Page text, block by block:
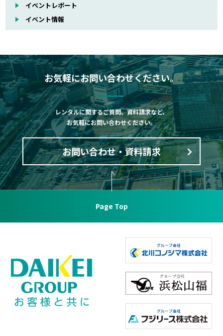
イベントレポート
イベント情報
お気軽にお問い合わせください。
レンタルに関するご質問、資料請求など、
お気軽にお問い合わせください。
お問い合わせ・資料請求
Page Top